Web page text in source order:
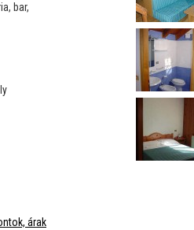
bar,
árak